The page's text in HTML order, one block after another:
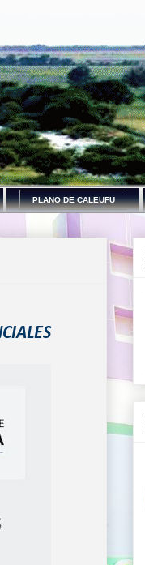
PLANO DE CALEUFU